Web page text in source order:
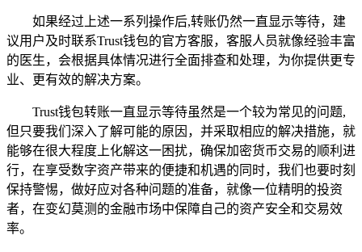
如果经过上述一系列操作后,转账仍然一直显示等待，建
议用户及时联系Trust钱包的官方客服，客服人员就像经验丰富
的医生，会根据具体情况进行全面排查和处理，为你提供更专
业、更有效的解决方案。
Trust钱包转账一直显示等待虽然是一个较为常见的问题,
但只要我们深入了解可能的原因，并采取相应的解决措施，就
能够在很大程度上化解这一困扰，确保加密货币交易的顺利进
行，在享受数字资产带来的便捷和机遇的同时，我们也要时刻
保持警惕，做好应对各种问题的准备，就像一位精明的投资
者，在变幻莫测的金融市场中保障自己的资产安全和交易效
率。